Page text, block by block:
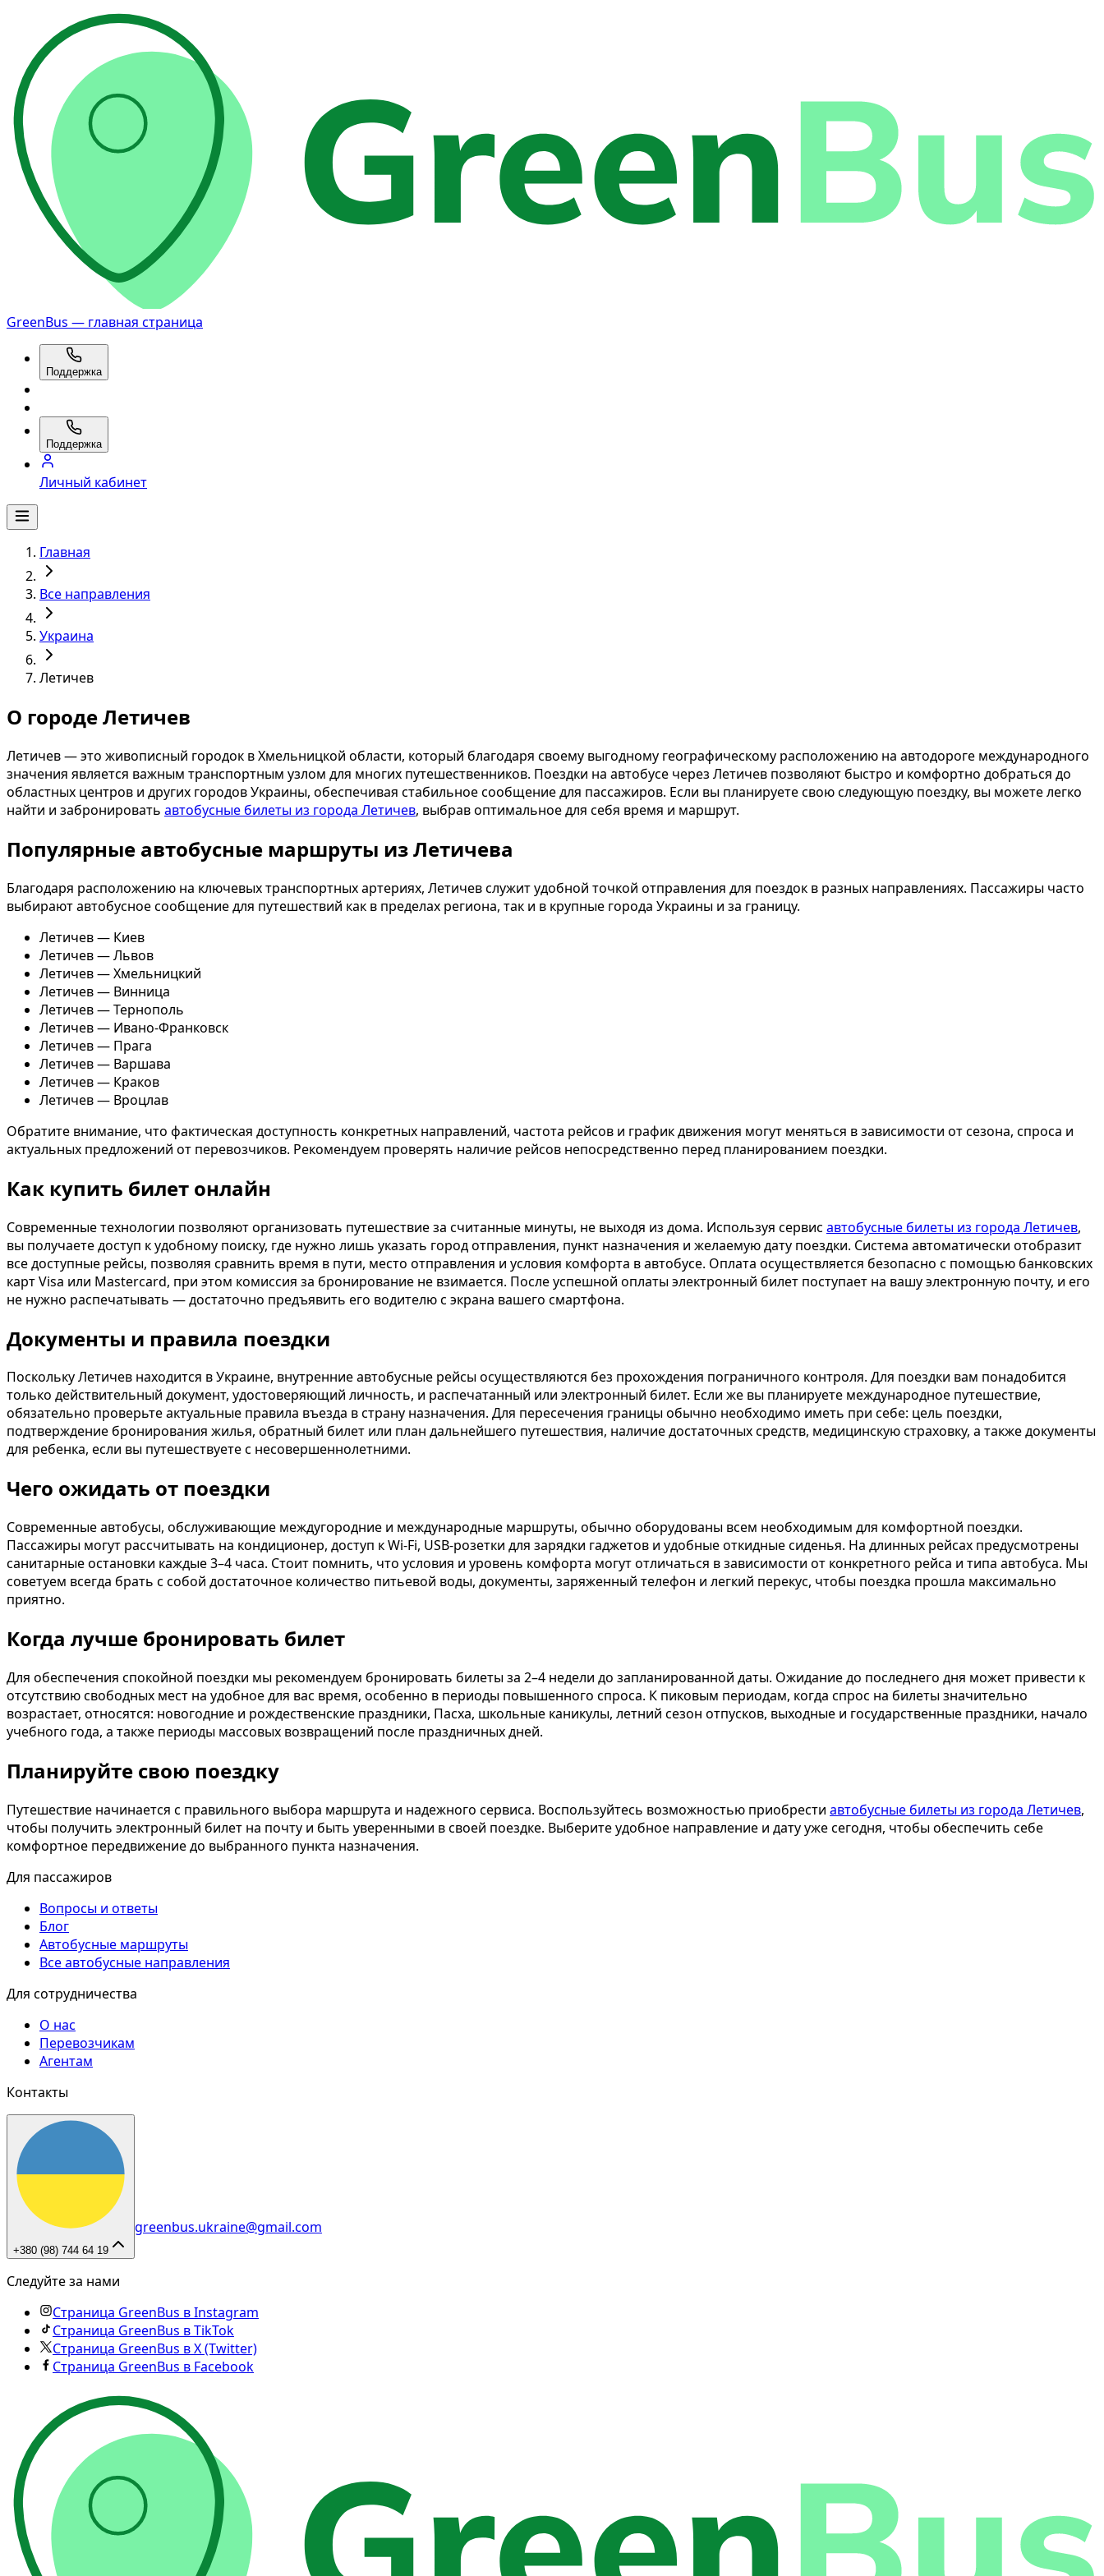
GreenBus — главная страница
Поддержка
Поддержка
Личный кабинет
Главная
Все направления
Украина
Летичев
О городе Летичев
Летичев — это живописный городок в Хмельницкой области, который благодаря своему выгодному географическому расположению на автодороге международного
значения является важным транспортным узлом для многих путешественников. Поездки на автобусе через Летичев позволяют быстро и комфортно добраться до
областных центров и других городов Украины, обеспечивая стабильное сообщение для пассажиров. Если вы планируете свою следующую поездку, вы можете легко
найти и забронировать автобусные билеты из города Летичев, выбрав оптимальное для себя время и маршрут.
Популярные автобусные маршруты из Летичева
Благодаря расположению на ключевых транспортных артериях, Летичев служит удобной точкой отправления для поездок в разных направлениях. Пассажиры часто
выбирают автобусное сообщение для путешествий как в пределах региона, так и в крупные города Украины и за границу.
Летичев — Киев
Летичев — Львов
Летичев — Хмельницкий
Летичев — Винница
Летичев — Тернополь
Летичев — Ивано-Франковск
Летичев — Прага
Летичев — Варшава
Летичев — Краков
Летичев — Вроцлав
Обратите внимание, что фактическая доступность конкретных направлений, частота рейсов и график движения могут меняться в зависимости от сезона, спроса и
актуальных предложений от перевозчиков. Рекомендуем проверять наличие рейсов непосредственно перед планированием поездки.
Как купить билет онлайн
Современные технологии позволяют организовать путешествие за считанные минуты, не выходя из дома. Используя сервис автобусные билеты из города Летичев,
вы получаете доступ к удобному поиску, где нужно лишь указать город отправления, пункт назначения и желаемую дату поездки. Система автоматически отобразит
все доступные рейсы, позволяя сравнить время в пути, место отправления и условия комфорта в автобусе. Оплата осуществляется безопасно с помощью банковских
карт Visa или Mastercard, при этом комиссия за бронирование не взимается. После успешной оплаты электронный билет поступает на вашу электронную почту, и его
не нужно распечатывать — достаточно предъявить его водителю с экрана вашего смартфона.
Документы и правила поездки
Поскольку Летичев находится в Украине, внутренние автобусные рейсы осуществляются без прохождения пограничного контроля. Для поездки вам понадобится
только действительный документ, удостоверяющий личность, и распечатанный или электронный билет. Если же вы планируете международное путешествие,
обязательно проверьте актуальные правила въезда в страну назначения. Для пересечения границы обычно необходимо иметь при себе: цель поездки,
подтверждение бронирования жилья, обратный билет или план дальнейшего путешествия, наличие достаточных средств, медицинскую страховку, а также документы
для ребенка, если вы путешествуете с несовершеннолетними.
Чего ожидать от поездки
Современные автобусы, обслуживающие междугородние и международные маршруты, обычно оборудованы всем необходимым для комфортной поездки.
Пассажиры могут рассчитывать на кондиционер, доступ к Wi-Fi, USB-розетки для зарядки гаджетов и удобные откидные сиденья. На длинных рейсах предусмотрены
санитарные остановки каждые 3–4 часа. Стоит помнить, что условия и уровень комфорта могут отличаться в зависимости от конкретного рейса и типа автобуса. Мы
советуем всегда брать с собой достаточное количество питьевой воды, документы, заряженный телефон и легкий перекус, чтобы поездка прошла максимально
приятно.
Когда лучше бронировать билет
Для обеспечения спокойной поездки мы рекомендуем бронировать билеты за 2–4 недели до запланированной даты. Ожидание до последнего дня может привести к
отсутствию свободных мест на удобное для вас время, особенно в периоды повышенного спроса. К пиковым периодам, когда спрос на билеты значительно
возрастает, относятся: новогодние и рождественские праздники, Пасха, школьные каникулы, летний сезон отпусков, выходные и государственные праздники, начало
учебного года, а также периоды массовых возвращений после праздничных дней.
Планируйте свою поездку
Путешествие начинается с правильного выбора маршрута и надежного сервиса. Воспользуйтесь возможностью приобрести автобусные билеты из города Летичев,
чтобы получить электронный билет на почту и быть уверенными в своей поездке. Выберите удобное направление и дату уже сегодня, чтобы обеспечить себе
комфортное передвижение до выбранного пункта назначения.
Для пассажиров
Вопросы и ответы
Блог
Автобусные маршруты
Все автобусные направления
Для сотрудничества
О нас
Перевозчикам
Агентам
Контакты
+380 (98) 744 64 19
greenbus.ukraine@gmail.com
Следуйте за нами
Страница GreenBus в Instagram
Страница GreenBus в TikTok
Страница GreenBus в X (Twitter)
Страница GreenBus в Facebook